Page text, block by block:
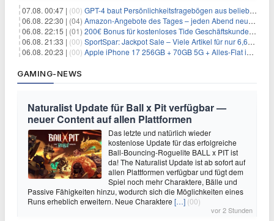
07.08. 00:47 | (00) GPT-4 baut Persönlichkeitsfragebögen aus beliebigen Texten und sagt Antworten voraus
06.08. 22:30 | (04) Amazon-Angebote des Tages – jeden Abend neue Deals zum Stöbern
06.08. 22:15 | (01) 200€ Bonus für kostenloses Tide Geschäftskundenkonto
06.08. 21:33 | (00) SportSpar: Jackpot Sale – Viele Artikel für nur 6,66€ – nur 48 Stunden
06.08. 20:23 | (00) Apple iPhone 17 256GB + 70GB 5G + Alles-Flat im Vodafone-Netz für 34,99€/Monat – eff. 4,65€/Monat
GAMING-NEWS
Naturalist Update für Ball x Pit verfügbar —
neuer Content auf allen Plattformen
Das letzte und natürlich wieder
kostenlose Update für das erfolgreiche
Ball-Bouncing-Roguelite BALL x PIT ist
da! The Naturalist Update ist ab sofort auf
allen Plattformen verfügbar und fügt dem
Spiel noch mehr Charaktere, Bälle und
Passive Fähigkeiten hinzu, wodurch sich die Möglichkeiten eines
Runs erheblich erweitern. Neue Charaktere […] (00)
vor 2 Stunden